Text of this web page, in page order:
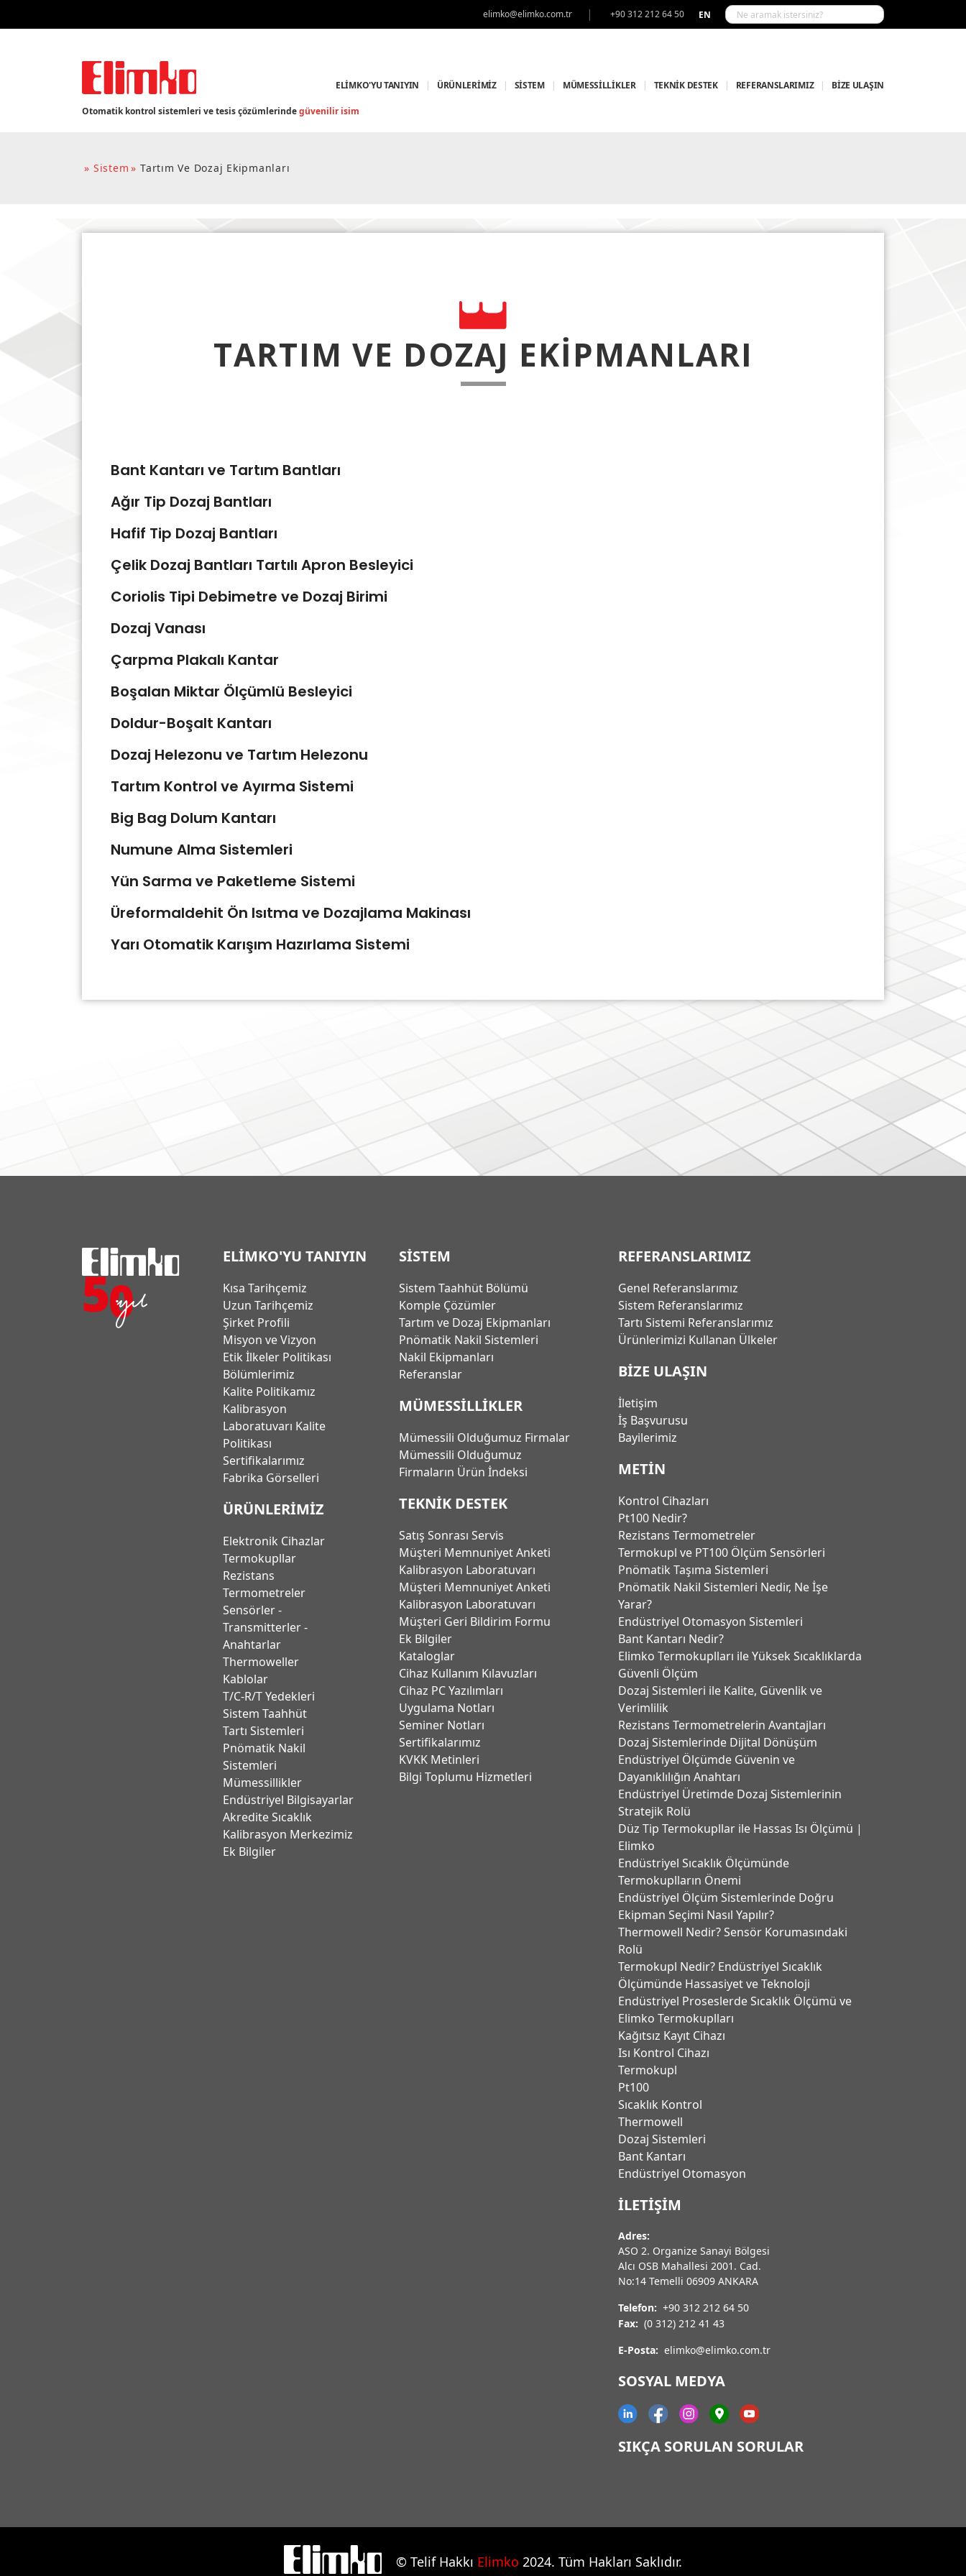
EN
elimko@elimko.com.tr | +90 312 212 64 50
ELİMKO'YU TANIYIN | ÜRÜNLERİMİZ | SİSTEM | MÜMESSİLLİKLER | TEKNİK DESTEK | REFERANSLARIMIZ | BİZE ULAŞIN
Otomatik kontrol sistemleri ve tesis çözümlerindegüvenilir isim
Sistem Tartım Ve Dozaj Ekipmanları
TARTIM VE DOZAJ EKIPMANLARI
Bant Kantarı ve Tartım Bantları
Ağır Tip Dozaj Bantları
Hafif Tip Dozaj Bantları
Çelik Dozaj Bantları Tartılı Apron Besleyici
Coriolis Tipi Debimetre ve Dozaj Birimi
Dozaj Vanası
Çarpma Plakalı Kantar
Boşalan Miktar Ölçümlü Besleyici
Doldur-Boşalt Kantarı
Dozaj Helezonu ve Tartım Helezonu
Tartım Kontrol ve Ayırma Sistemi
Big Bag Dolum Kantarı
Numune Alma Sistemleri
Yün Sarma ve Paketleme Sistemi
Üreformaldehit Ön Isıtma ve Dozajlama Makinası
Yarı Otomatik Karışım Hazırlama Sistemi
ELİMKO'YU TANIYIN
Kısa Tarihçemiz
Uzun Tarihçemiz
Şirket Profili
Misyon ve Vizyon
Etik İlkeler Politikası
Bölümlerimiz
Kalite Politikamız
Kalibrasyon
Laboratuvarı Kalite
Politikası
Sertifikalarımız
Fabrika Görselleri
ÜRÜNLERİMİZ
Elektronik Cihazlar
Termokupllar
Rezistans
Termometreler
Sensörler -
Transmitterler -
Anahtarlar
Thermoweller
Kablolar
T/C-R/T Yedekleri
Sistem Taahhüt
Tartı Sistemleri
Pnömatik Nakil
Sistemleri
Mümessillikler
Endüstriyel Bilgisayarlar
Akredite Sıcaklık
Kalibrasyon Merkezimiz
Ek Bilgiler
SİSTEM
Sistem Taahhüt Bölümü
Komple Çözümler
Tartım ve Dozaj Ekipmanları
Pnömatik Nakil Sistemleri
Nakil Ekipmanları
Referanslar
MÜMESSİLLİKLER
Mümessili Olduğumuz Firmalar
Mümessili Olduğumuz
Firmaların Ürün İndeksi
TEKNİK DESTEK
Satış Sonrası Servis
Müşteri Memnuniyet Anketi
Kalibrasyon Laboratuvarı
Müşteri Memnuniyet Anketi
Kalibrasyon Laboratuvarı
Müşteri Geri Bildirim Formu
Ek Bilgiler
Kataloglar
Cihaz Kullanım Kılavuzları
Cihaz PC Yazılımları
Uygulama Notları
Seminer Notları
Sertifikalarımız
KVKK Metinleri
Bilgi Toplumu Hizmetleri
REFERANSLARIMIZ
Genel Referanslarımız
Sistem Referanslarımız
Tartı Sistemi Referanslarımız
Ürünlerimizi Kullanan Ülkeler
BİZE ULAŞIN
İletişim
İş Başvurusu
Bayilerimiz
METIN
Kontrol Cihazları
Pt100 Nedir?
Rezistans Termometreler
Termokupl ve PT100 Ölçüm Sensörleri
Pnömatik Taşıma Sistemleri
Pnömatik Nakil Sistemleri Nedir, Ne İşe
Yarar?
Endüstriyel Otomasyon Sistemleri
Bant Kantarı Nedir?
Elimko Termokuplları ile Yüksek Sıcaklıklarda
Güvenli Ölçüm
Dozaj Sistemleri ile Kalite, Güvenlik ve
Verimlilik
Rezistans Termometrelerin Avantajları
Dozaj Sistemlerinde Dijital Dönüşüm
Endüstriyel Ölçümde Güvenin ve
Dayanıklılığın Anahtarı
Endüstriyel Üretimde Dozaj Sistemlerinin
Stratejik Rolü
Düz Tip Termokupllar ile Hassas Isı Ölçümü |
Elimko
Endüstriyel Sıcaklık Ölçümünde
Termokuplların Önemi
Endüstriyel Ölçüm Sistemlerinde Doğru
Ekipman Seçimi Nasıl Yapılır?
Thermowell Nedir? Sensör Korumasındaki
Rolü
Termokupl Nedir? Endüstriyel Sıcaklık
Ölçümünde Hassasiyet ve Teknoloji
Endüstriyel Proseslerde Sıcaklık Ölçümü ve
Elimko Termokuplları
Kağıtsız Kayıt Cihazı
Isı Kontrol Cihazı
Termokupl
Pt100
Sıcaklık Kontrol
Thermowell
Dozaj Sistemleri
Bant Kantarı
Endüstriyel Otomasyon
İLETIŞIM
Adres:
ASO 2. Organize Sanayi Bölgesi
Alcı OSB Mahallesi 2001. Cad.
No:14 Temelli 06909 ANKARA
Telefon: +90 312 212 64 50
Fax: (0 312) 212 41 43
E-Posta: elimko@elimko.com.tr
SOSYAL MEDYA
SIKÇA SORULAN SORULAR
© Telif Hakkı Elimko2024. Tüm Hakları Saklıdır.